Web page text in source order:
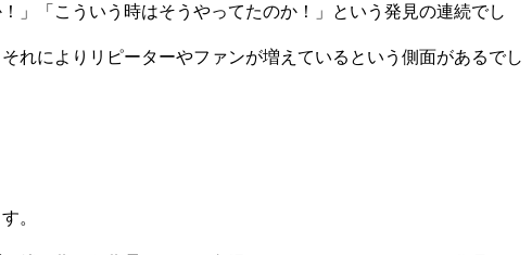
」「こういう時はそうやってたのか！」という発見の連続でし
れによりリピーターやファンが増えているという側面があるでし
。